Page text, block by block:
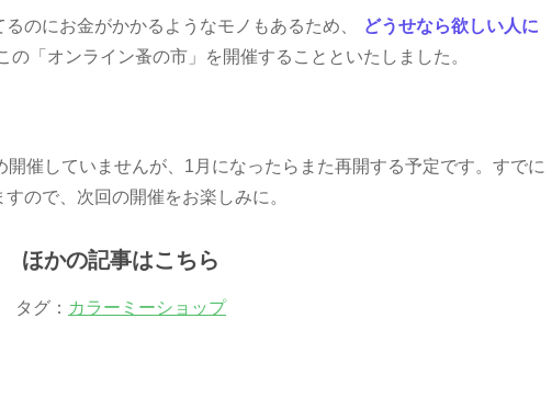
のにお金がかかるようなモノもあるため、
どうせなら欲しい人に
の「オンライン蚤の市」を開催することといたしました。
催していませんが、1月になったらまた再開する予定です。すでに
ので、次回の開催をお楽しみに。
ほかの記事はこちら
タグ： カラーミーショップ